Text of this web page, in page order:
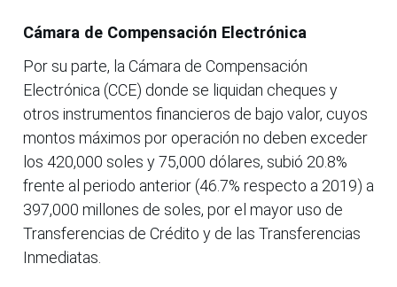
Cámara de Compensación Electrónica
Por su parte, la Cámara de Compensación
Electrónica (CCE) donde se liquidan cheques y
otros instrumentos financieros de bajo valor, cuyos
montos máximos por operación no deben exceder
los 420,000 soles y 75,000 dólares, subió 20.8%
frente al periodo anterior (46.7% respecto a 2019) a
397,000 millones de soles, por el mayor uso de
Transferencias de Crédito y de las Transferencias
Inmediatas.